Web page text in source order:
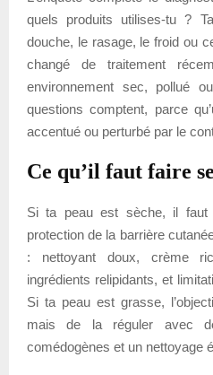
quels produits utilises-tu ?
douche, le rasage, le froid ou
changé de traitement
environnement sec, pollué
questions comptent, parce
accentué ou perturbé par le
Ce qu’il faut faire
Si ta peau est sèche, il faut
protection de la barrière
: nettoyant doux, crème
ingrédients relipidants, et
Si ta peau est grasse,
mais de la réguler avec
comédogènes et un nettoyage